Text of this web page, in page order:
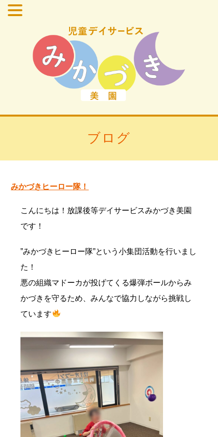
ブログ
みかづきヒーロー隊！
こんにちは！放課後等デイサービスみかづき美園
です！
”みかづきヒーロー隊”という小集団活動を行いまし
た！
悪の組織マドーカが投げてくる爆弾ボールからみ
かづきを守るため、みんなで協力しながら挑戦し
ています